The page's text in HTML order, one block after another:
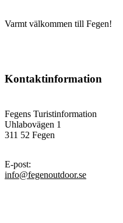
Varmt välkommen till Fegen!
Kontaktinformation
Fegens Turistinformation
Uhlabovägen 1
311 52 Fegen
E-post:
info@fegenoutdoor.se